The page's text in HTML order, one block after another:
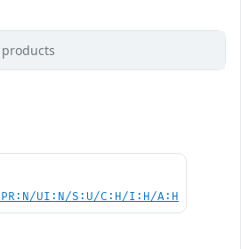
UI:N/S:U/C:H/I:H/A:H